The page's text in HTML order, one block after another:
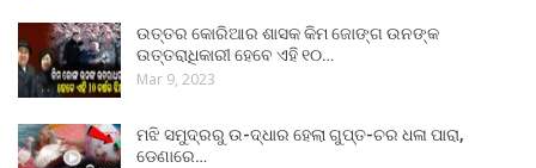
ଉତ୍ତର କୋରିଆର ଶାସକ କିମ ଜୋଙ୍ଗ ଉନଙ୍କ
ଉତ୍ତରାଧିକାରୀ ହେବେ ଏହି ୧୦…
Mar 9, 2023
ମଝି ସମୁଦ୍ରରୁ ଉ-ଦ୍ଧାର ହେଲା ଗୁପ୍ତ-ଚର ଧଳା ପାରା,
ଡେଣାରେ…